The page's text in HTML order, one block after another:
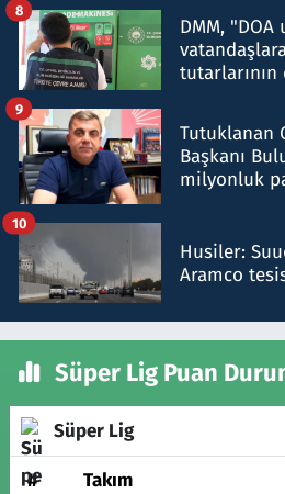
DMM, "DOA
8
Tutuklanan
Başkanı
milyonluk
9
Husiler:
Aramco
10
Süper Lig Puan
Süper Lig
# Takım